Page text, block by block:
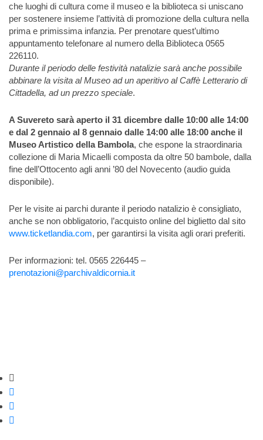
che luoghi di cultura come il museo e la biblioteca si uniscano
per sostenere insieme l’attività di promozione della cultura nella
prima e primissima infanzia. Per prenotare quest’ultimo
appuntamento telefonare al numero della Biblioteca 0565
226110.
Durante il periodo delle festività natalizie sarà anche possibile
abbinare la visita al Museo ad un aperitivo al Caffè Letterario di
Cittadella, ad un prezzo speciale.
A Suvereto sarà aperto il 31 dicembre dalle 10:00 alle 14:00
e dal 2 gennaio al 8 gennaio dalle 14:00 alle 18:00 anche il
Museo Artistico della Bambola, che espone la straordinaria
collezione di Maria Micaelli composta da oltre 50 bambole, dalla
fine dell’Ottocento agli anni ’80 del Novecento (audio guida
disponibile).
Per le visite ai parchi durante il periodo natalizio è consigliato,
anche se non obbligatorio, l’acquisto online del biglietto dal sito
www.ticketlandia.com, per garantirsi la visita agli orari preferiti.
Per informazioni: tel. 0565 226445 –
prenotazioni@parchivaldicornia.it
Strumenti di condivisione